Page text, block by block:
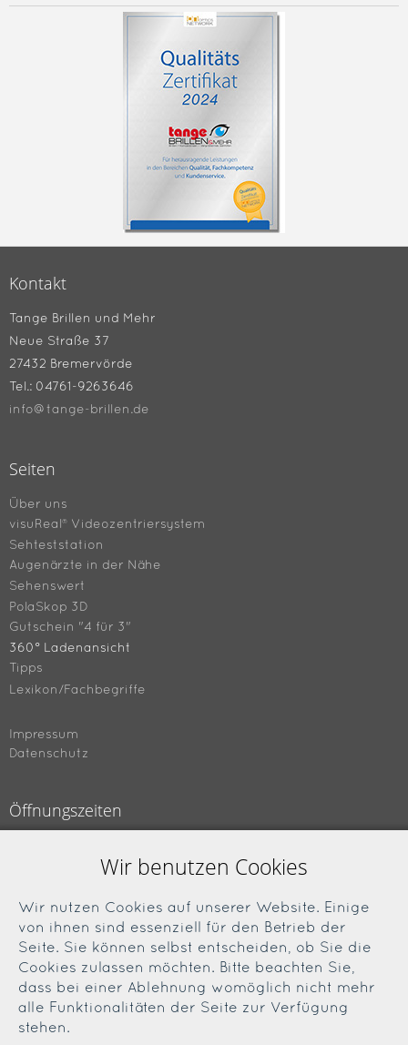
Kontakt
Tange Brillen und Mehr
Neue Straße 37
27432 Bremervörde
Tel.: 04761-9263646
info@tange-brillen.de
Seiten
Über uns
visuReal® Videozentriersystem
Sehteststation
Augenärzte in der Nähe
Sehenswert
PolaSkop 3D
Gutschein "4 für 3"
360° Ladenansicht
Tipps
Lexikon/Fachbegriffe
Impressum
Datenschutz
Öffnungszeiten
09.00 bis 18.00 Uhr
Samstag
09.00 bis 13.00 Uhr
Soziale Medien
Facebook
Wir benutzen Cookies
Wir nutzen Cookies auf unserer Website. Einige
von ihnen sind essenziell für den Betrieb der
Seite. Sie können selbst entscheiden, ob Sie die
Cookies zulassen möchten. Bitte beachten Sie,
dass bei einer Ablehnung womöglich nicht mehr
alle Funktionalitäten der Seite zur Verfügung
stehen.